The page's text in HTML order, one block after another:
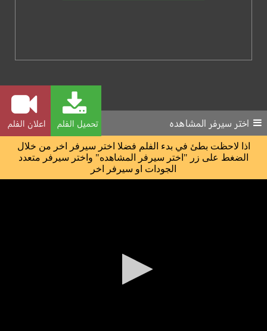
تحميل الفلم اعلان الفلم اختر سيرفر المشاهده
اذا لاحظت بطئ في بدء الفلم فضلا اختر سيرفر اخر من خلال
الضغط على زر "اختر سيرفر المشاهده" واختر سيرفر متعدد
الجودات او سيرفر اخر